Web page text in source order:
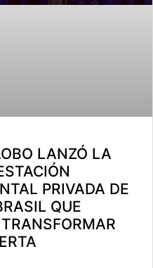
LANZÓ LA
PRIVADA DE
QUE